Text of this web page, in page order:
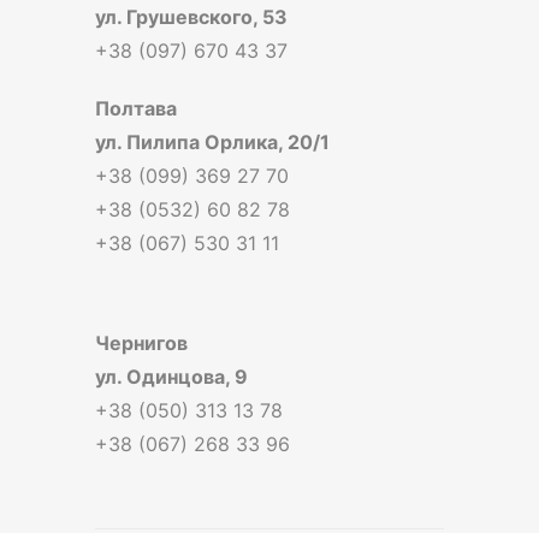
ул. Грушевского, 53
+38 (097) 670 43 37
Полтава
ул. Пилипа Орлика, 20/1
+38 (099) 369 27 70
+38 (0532) 60 82 78
+38 (067) 530 31 11
Чернигов
ул. Одинцова, 9
+38 (050) 313 13 78
+38 (067) 268 33 96